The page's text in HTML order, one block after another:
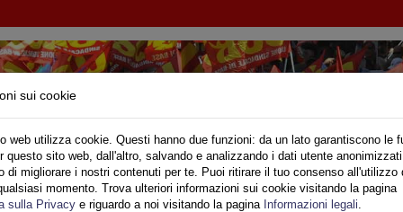
INQUILINI E ABITANTI
Privato Territori Sociale Speciali Multimedia
sui cookie
web utilizza cookie. Questi hanno due funzioni: da un lato garantiscono le
questo sito web, dall'altro, salvando e analizzando i dati utente
di migliorare i nostri contenuti per te. Puoi ritirare il tuo consenso all'utilizzo
momento. Trova ulteriori informazioni sui cookie visitando la pagina
sulla Privacy e riguardo a noi visitando la pagina Informazioni legali.